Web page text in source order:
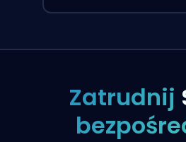
Zatrudnij
Zlecenie zostanie
przypisane do tego